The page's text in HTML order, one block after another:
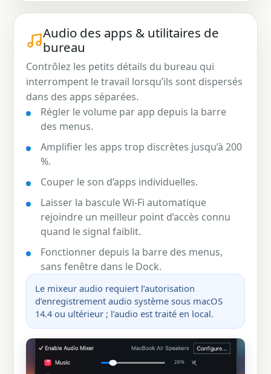
Audio des apps & utilitaires de
bureau
Contrôlez les petits détails du bureau qui
interrompent le travail lorsqu’ils sont dispersés
dans des apps séparées.
Régler le volume par app depuis la barre
des menus.
Amplifier les apps trop discrètes jusqu’à 200
%.
Couper le son d’apps individuelles.
Laisser la bascule Wi-Fi automatique
rejoindre un meilleur point d’accès connu
quand le signal faiblit.
Fonctionner depuis la barre des menus,
sans fenêtre dans le Dock.
Le mixeur audio requiert l’autorisation
d’enregistrement audio système sous macOS
14.4 ou ultérieur ; l’audio est traité en local.